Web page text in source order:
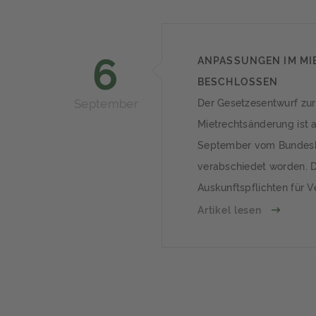
6
September
ANPASSUNGEN IM
BESCHLOSSEN
Der Gesetzesentwurf zur
Mietrechtsänderung ist
September vom
verabschiedet worden.
Auskunftspflichten für
strenger und es gibt
Artikel lesen